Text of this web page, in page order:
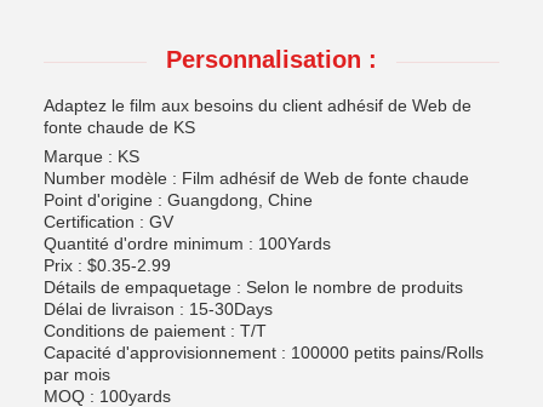
Personnalisation :
Adaptez le film aux besoins du client adhésif de Web de
fonte chaude de KS
Marque : KS
Number modèle : Film adhésif de Web de fonte chaude
Point d'origine : Guangdong, Chine
Certification : GV
Quantité d'ordre minimum : 100Yards
Prix : $0.35-2.99
Détails de empaquetage : Selon le nombre de produits
Délai de livraison : 15-30Days
Conditions de paiement : T/T
Capacité d'approvisionnement : 100000 petits pains/Rolls
par mois
MOQ : 100yards